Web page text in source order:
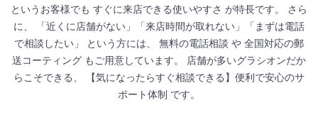
というお客様でも すぐに来店できる使いやすさ が特長です。 さら
に、 「近くに店舗がない」「来店時間が取れない」「まずは電話
で相談したい」 という方には、 無料の電話相談 や 全国対応の郵
送コーティング もご用意しています。 店舗が多いグラシオンだか
らこそできる、 【気になったらすぐ相談できる】便利で安心のサ
ポート体制 です。